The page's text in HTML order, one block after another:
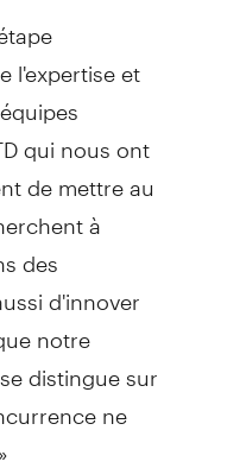
l'expertise et
qui nous ont
de mettre au
à
des
d'innover
notre
distingue sur
ne